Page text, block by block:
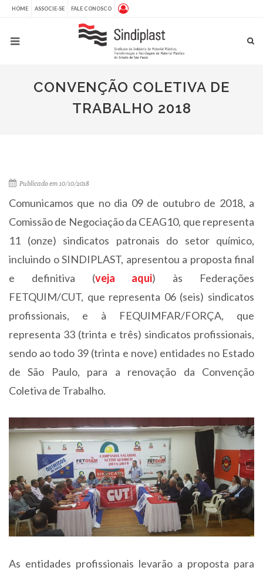
HOME ASSOCIE-SE FALE CONOSCO
CONVENÇÃO COLETIVA DE
TRABALHO 2018
Publicado em 10/10/2018
Comunicamos que no dia 09 de outubro de 2018, a
Comissão de Negociação da CEAG10, que representa
11 (onze) sindicatos patronais do setor químico,
incluindo o SINDIPLAST, apresentou a proposta final
e definitiva (veja aqui) às Federações
FETQUIM/CUT, que representa 06 (seis) sindicatos
profissionais, e à FEQUIMFAR/FORÇA, que
representa 33 (trinta e três) sindicatos profissionais,
sendo ao todo 39 (trinta e nove) entidades no Estado
de São Paulo, para a renovação da Convenção
Coletiva de Trabalho.
As entidades profissionais levarão a proposta para